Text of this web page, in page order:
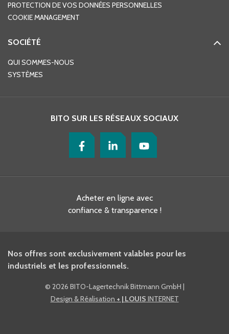
PROTECTION DE VOS DONNÉES PERSONNELLES
COOKIE MANAGEMENT
SOCIÉTÉ
QUI SOMMES-NOUS
SYSTÈMES
BITO SUR LES RÉSEAUX SOCIAUX
Acheter en ligne avec
confiance & transparence !
Nos offres sont exclusivement valables pour les
industriels et les professionnels.
© 2026 BITO-Lagertechnik Bittmann GmbH |
Design & Réalisation + | LOUIS INTERNET